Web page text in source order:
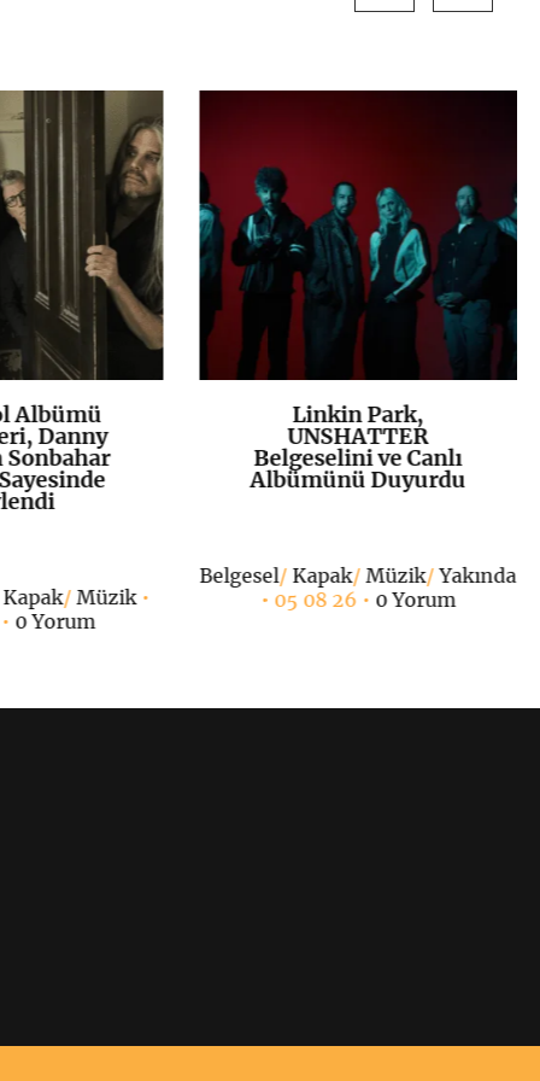
+
Albümü
Danny
Sonbahar
Kapak/Müzik•
0 Yorum
K+
Linkin Park,
UNSHATTER
Belgeselini ve Canlı
Albümünü Duyurdu
Belgesel/ Kapak/Müzik/Yakında
• 05 08 26 • 0 Yorum